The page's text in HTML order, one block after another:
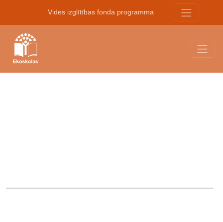
Vides izglītības fonda programma